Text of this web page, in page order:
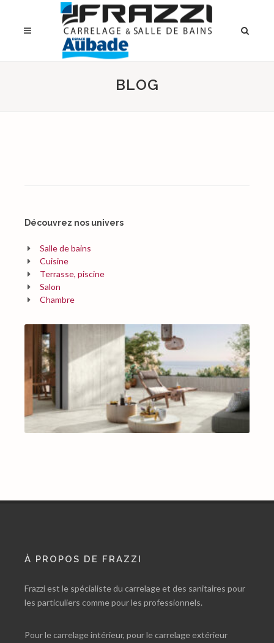
BLOG
Découvrez nos univers
Salle de bains
Cuisine
Terrasse, piscine
Salon
Chambre
À PROPOS DE FRAZZI
Frazzi est le spécialiste du carrelage et des sanitaires pour
les particuliers comme pour les professionnels.
Pour le carrelage intérieur, pour le carrelage extérieur